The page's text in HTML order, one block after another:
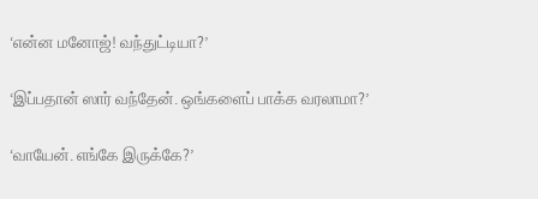
‘என்ன மனோஜ்! வந்துட்டியா?’
‘இப்பதான் ஸார் வந்தேன். ஒங்களைப் பாக்க வரலாமா?’
‘வாயேன். எங்கே இருக்கே?’